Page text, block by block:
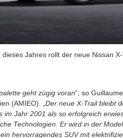
Jahres rollt der neue Nissan
geht zügig voran“, so
(AMIEO). „ Der neue X-Trail bleibt
Jahr 2001 als so erfolgreich
Technologien. Er wird in der
hervorragendes SUV mit